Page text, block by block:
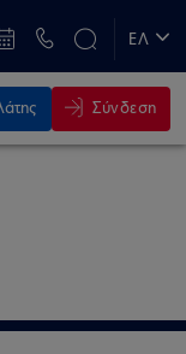
ΕΛ
Σύνδεση